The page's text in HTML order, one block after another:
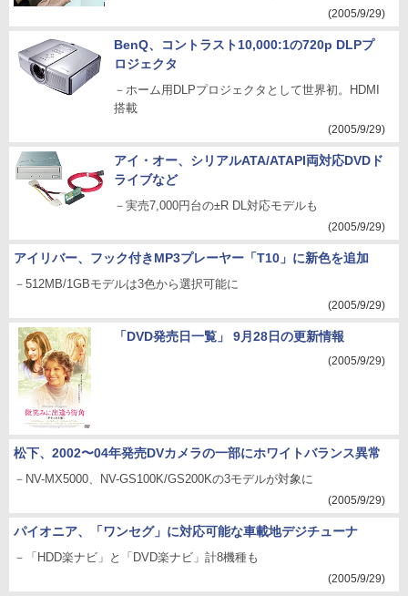
(2005/9/29)
BenQ、コントラスト10,000:1の720p DLPプ
ロジェクタ
－ホーム用DLPプロジェクタとして世界初。HDMI
搭載
(2005/9/29)
アイ・オー、シリアルATA/ATAPI両対応DVDド
ライブなど
－実売7,000円台の±R DL対応モデルも
(2005/9/29)
アイリバー、フック付きMP3プレーヤー「T10」に新色を追加
－512MB/1GBモデルは3色から選択可能に
(2005/9/29)
「DVD発売日一覧」 9月28日の更新情報
(2005/9/29)
松下、2002〜04年発売DVカメラの一部にホワイトバランス異常
－NV-MX5000、NV-GS100K/GS200Kの3モデルが対象に
(2005/9/29)
パイオニア、「ワンセグ」に対応可能な車載地デジチューナ
－「HDD楽ナビ」と「DVD楽ナビ」計8機種も
(2005/9/29)